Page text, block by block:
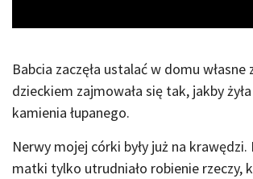
Babcia zaczęła ustalać w domu własne
dzieckiem zajmowała się tak, jakby
kamienia łupanego.
Nerwy mojej córki były już na
matki tylko utrudniało robienie rzeczy,